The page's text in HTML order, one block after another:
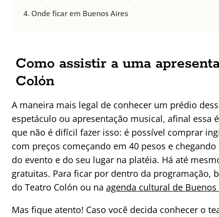
Onde ficar em Buenos Aires
Como assistir a uma
Colón
A maneira mais legal de conhecer um prédio
espetáculo ou apresentação musical, afinal essa
que não é difícil fazer isso: é possível comprar
com preços começando em 40 pesos e
do evento e do seu lugar na platéia. Há até
gratuitas. Para ficar por dentro da programação,
do Teatro Colón ou na agenda cultural de Buenos
Mas fique atento! Caso você decida conhecer o